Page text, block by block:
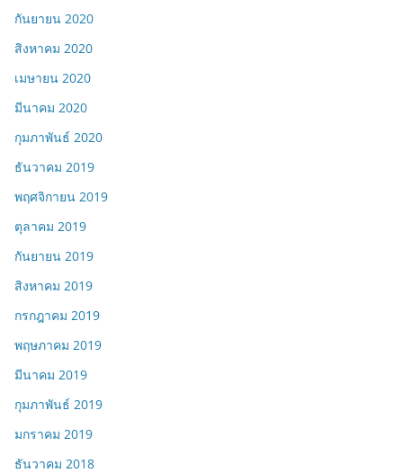
กันยายน 2020
สิงหาคม 2020
เมษายน 2020
มีนาคม 2020
กุมภาพันธ์ 2020
ธันวาคม 2019
พฤศจิกายน 2019
ตุลาคม 2019
กันยายน 2019
สิงหาคม 2019
กรกฎาคม 2019
พฤษภาคม 2019
มีนาคม 2019
กุมภาพันธ์ 2019
มกราคม 2019
ธันวาคม 2018